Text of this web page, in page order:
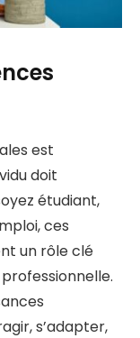
est
doit
étudiant,
ces
un rôle clé
s’adapter,